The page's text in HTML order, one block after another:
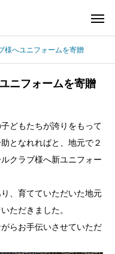
様へユニフォームを寄贈
ニフォームを寄贈
どもたちが誇りをもって
となれればと、地元で２
クラブ様へ新ユニフォー
、育てていただいた地元
ただきました。
らお手伝いさせていただ